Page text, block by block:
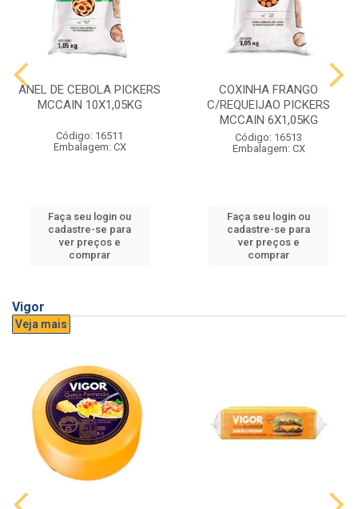
ANEL DE CEBOLA PICKERS
MCCAIN 10X1,05KG
Código: 16511
Embalagem: CX
Faça seu login ou
cadastre-se para
ver preços e
comprar
COXINHA FRANGO
C/REQUEIJAO PICKERS
MCCAIN 6X1,05KG
Código: 16513
Embalagem: CX
Faça seu login ou
cadastre-se para
ver preços e
comprar
Vigor
Veja mais